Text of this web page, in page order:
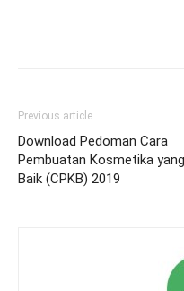
Previous article
Download Pedoman Cara
Pembuatan Kosmetika yang
Baik (CPKB) 2019